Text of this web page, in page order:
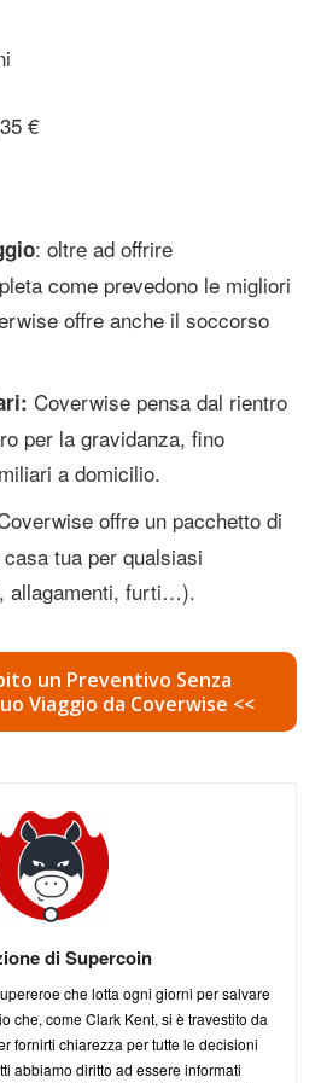
€
: oltre ad offrire
come prevedono le migliori
offre anche il soccorso
Coverwise pensa dal rientro
per la gravidanza, fino
a domicilio.
offre un pacchetto di
tua per qualsiasi
allagamenti, furti…).
un Preventivo Senza
Viaggio da Coverwise <<
di Supercoin
che lotta ogni giorni per salvare
che, come Clark Kent, si è travestito da
fornirti chiarezza per tutte le decisioni
abbiamo diritto ad essere informati